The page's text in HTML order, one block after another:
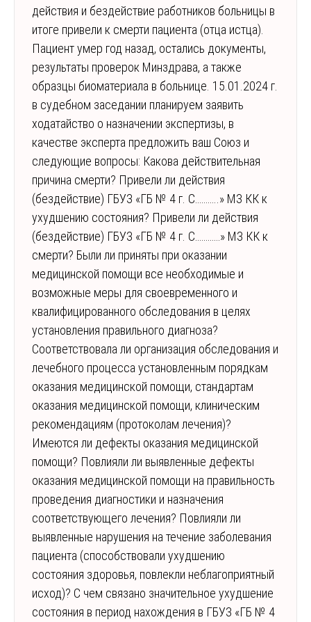
действия и бездействие работников больницы в
итоге привели к смерти пациента (отца истца).
Пациент умер год назад, остались документы,
результаты проверок Минздрава, а также
образцы биоматериала в больнице. 15.01.2024 г.
в судебном заседании планируем заявить
ходатайство о назначении экспертизы, в
качестве эксперта предложить ваш Союз и
следующие вопросы: Какова действительная
причина смерти? Привели ли действия
(бездействие) ГБУЗ «ГБ № 4 г. С………..» МЗ КК к
ухудшению состояния? Привели ли действия
(бездействие) ГБУЗ «ГБ № 4 г. С…………» МЗ КК к
смерти? Были ли приняты при оказании
медицинской помощи все необходимые и
возможные меры для своевременного и
квалифицированного обследования в целях
установления правильного диагноза?
Соответствовала ли организация обследования и
лечебного процесса установленным порядкам
оказания медицинской помощи, стандартам
оказания медицинской помощи, клиническим
рекомендациям (протоколам лечения)?
Имеются ли дефекты оказания медицинской
помощи? Повлияли ли выявленные дефекты
оказания медицинской помощи на правильность
проведения диагностики и назначения
соответствующего лечения? Повлияли ли
выявленные нарушения на течение заболевания
пациента (способствовали ухудшению
состояния здоровья, повлекли неблагоприятный
исход)? С чем связано значительное ухудшение
состояния в период нахождения в ГБУЗ «ГБ № 4